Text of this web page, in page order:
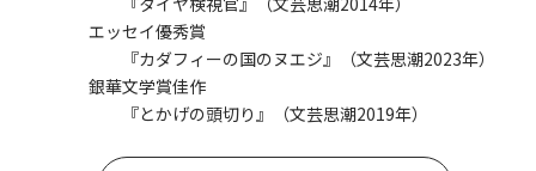
エッセイ優秀賞
『カダフィーの国のヌエジ』（文芸思潮2023年）
銀華文学賞佳作
『とかげの頭切り』（文芸思潮2019年）